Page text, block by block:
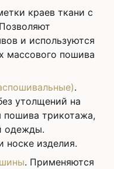
краев ткани с
и используются
массового пошива
.
утолщений на
пошива трикотажа,
одежды.
носке изделия.
. Применяются